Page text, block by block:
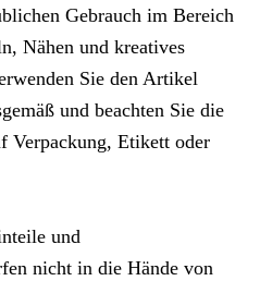
Gebrauch im Bereich
Nähen und kreatives
Sie den Artikel
und beachten Sie die
Verpackung, Etikett oder
und
nicht in die Hände von